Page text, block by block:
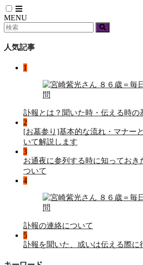
MENU
人気記事
1
訃報とは？聞いた時・伝える時の
2
[お墓参り]基本的な流れ・マナー
いて解説します
3
お通夜に参列する時に知っておき
ついて
4
訃報の連絡について
5
訃報を聞いた、或いは伝える際に